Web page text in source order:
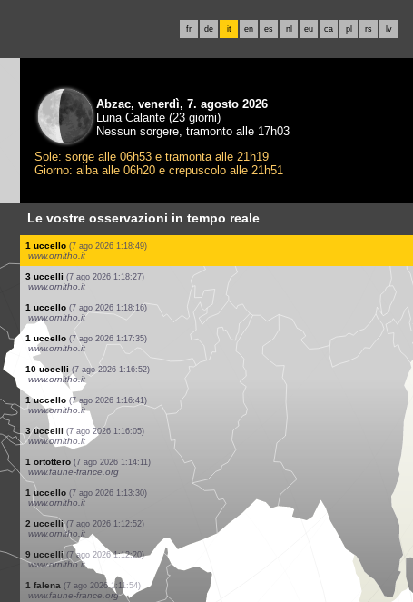
fr de it en es nl eu ca pl rs lv
Abzac, venerdì, 7. agosto 2026
Luna Calante (23 giorni)
Nessun sorgere, tramonto alle 17h03
Sole: sorge alle 06h53 e tramonta alle 21h19
Giorno: alba alle 06h20 e crepuscolo alle 21h51
Le vostre osservazioni in tempo reale
2 uccelli (7 ago 2026 1:23:41)
www.ornitho.it
2 uccelli (7 ago 2026 1:22:53)
www.ornitho.it
4 uccelli (7 ago 2026 1:21:29)
www.ornitho.it
1 uccello (7 ago 2026 1:20:52)
www.ornitho.it
10 uccelli (7 ago 2026 1:20:17)
www.ornitho.it
1 uccello (7 ago 2026 1:19:56)
www.ornitho.it
2 uccelli (7 ago 2026 1:19:20)
www.ornitho.it
1 uccello (7 ago 2026 1:18:49)
www.ornitho.it
3 uccelli (7 ago 2026 1:18:27)
www.ornitho.it
1 uccello (7 ago 2026 1:18:16)
www.ornitho.it
1 uccello (7 ago 2026 1:17:35)
www.ornitho.it
10 uccelli (7 ago 2026 1:16:52)
www.ornitho.it